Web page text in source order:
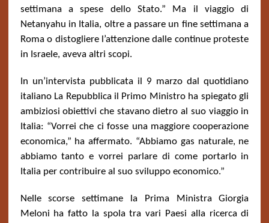
settimana a spese dello Stato.” Ma il viaggio di
Netanyahu in Italia, oltre a passare un fine settimana a
Roma o distogliere l’attenzione dalle continue proteste
in Israele, aveva altri scopi.
In un’intervista pubblicata il 9 marzo dal quotidiano
italiano La Repubblica il Primo Ministro ha spiegato gli
ambiziosi obiettivi che stavano dietro al suo viaggio in
Italia: “Vorrei che ci fosse una maggiore cooperazione
economica,” ha affermato. “Abbiamo gas naturale, ne
abbiamo tanto e vorrei parlare di come portarlo in
Italia per contribuire al suo sviluppo economico.”
Nelle scorse settimane la Prima Ministra Giorgia
Meloni ha fatto la spola tra vari Paesi alla ricerca di